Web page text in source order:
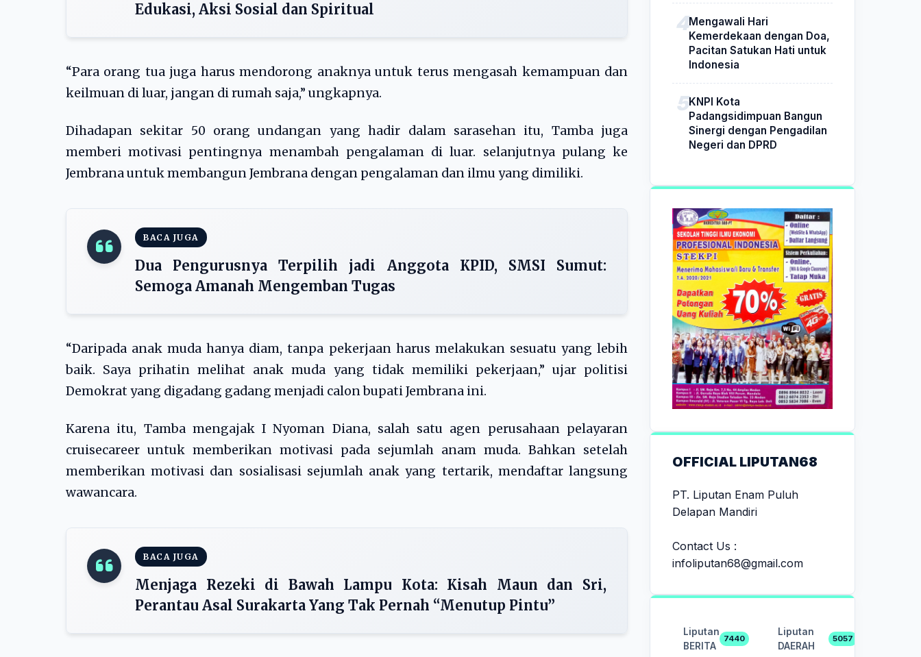
Edukasi, Aksi Sosial dan Spiritual
“Para orang tua juga harus mendorong anaknya untuk terus mengasah kemampuan dan
keilmuan di luar, jangan di rumah saja,” ungkapnya.
Dihadapan sekitar 50 orang undangan yang hadir dalam sarasehan itu, Tamba juga
memberi motivasi pentingnya menambah pengalaman di luar. selanjutnya pulang ke
Jembrana untuk membangun Jembrana dengan pengalaman dan ilmu yang dimiliki.
BACA JUGA
Dua Pengurusnya Terpilih jadi Anggota KPID, SMSI Sumut:
Semoga Amanah Mengemban Tugas
“Daripada anak muda hanya diam, tanpa pekerjaan harus melakukan sesuatu yang lebih
baik. Saya prihatin melihat anak muda yang tidak memiliki pekerjaan,” ujar politisi
Demokrat yang digadang gadang menjadi calon bupati Jembrana ini.
Karena itu, Tamba mengajak I Nyoman Diana, salah satu agen perusahaan pelayaran
cruisecareer untuk memberikan motivasi pada sejumlah anam muda. Bahkan setelah
memberikan motivasi dan sosialisasi sejumlah anak yang tertarik, mendaftar langsung
wawancara.
BACA JUGA
Menjaga Rezeki di Bawah Lampu Kota: Kisah Maun dan Sri,
Perantau Asal Surakarta Yang Tak Pernah “Menutup Pintu”
Mengawali Hari
Kemerdekaan dengan Doa,
Pacitan Satukan Hati untuk
Indonesia
KNPI Kota
Padangsidimpuan Bangun
Sinergi dengan Pengadilan
Negeri dan DPRD
OFFICIAL LIPUTAN68
PT. Liputan Enam Puluh
Delapan Mandiri
Contact Us :
infoliputan68@gmail.com
Liputan
BERITA
7440
Liputan
DAERAH
5057